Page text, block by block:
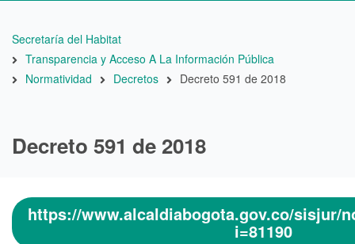
Ruta
de
navegación
Secretaría del Habitat
Transparencia y Acceso A La Información Pública
Normatividad
Decretos Decreto 591 de 2018
Decreto 591 de 2018
https://www.alcaldiabogota.gov.co/sisjur/
i=81190